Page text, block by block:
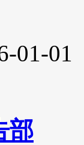
01-01
部